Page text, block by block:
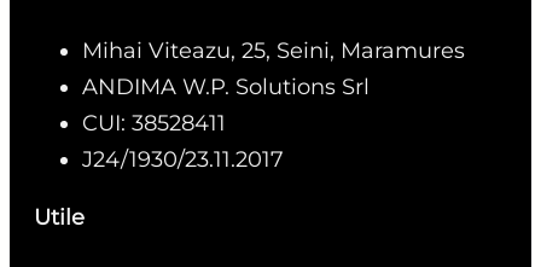
Mihai Viteazu, 25, Seini, Maramures
ANDIMA W.P. Solutions Srl
CUI: 38528411
J24/1930/23.11.2017
Utile